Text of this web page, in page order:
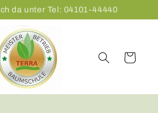
da unter Tel: 04101-44440
Warenkorb